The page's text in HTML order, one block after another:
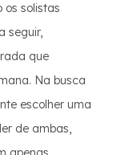
os solistas
seguir,
que
Na busca
escolher uma
de ambas,